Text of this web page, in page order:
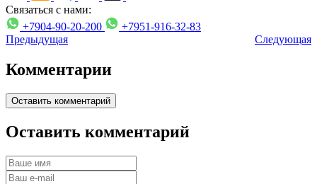
Связаться с нами:
+7904-90-20-200
+7951-916-32-83
Предыдущая
Следующая
Комментарии
Оставить комментарий
Оставить комментарий